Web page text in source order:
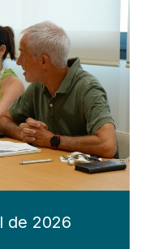
de 2026